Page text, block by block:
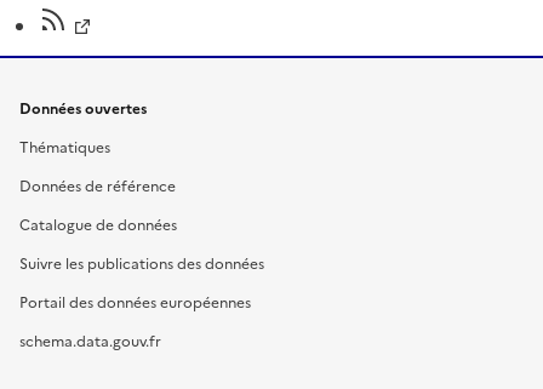
Données ouvertes
Thématiques
Données de référence
Catalogue de données
Suivre les publications des données
Portail des données européennes
schema.data.gouv.fr